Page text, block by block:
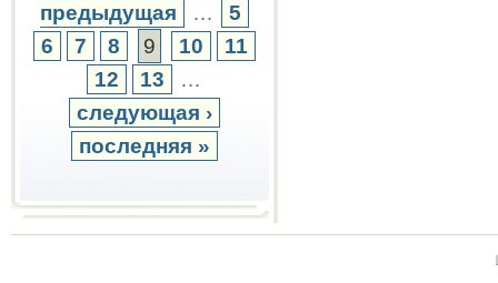
предыдущая
…
5
6
7 8 9 10
11
12
13
…
следующая ›
последняя »